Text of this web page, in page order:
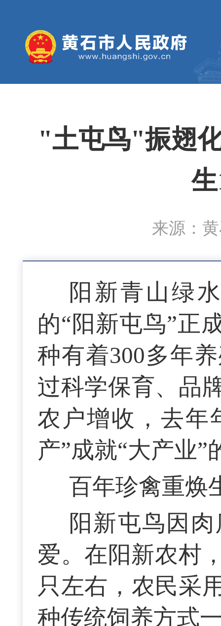
"土屯鸟"振翅
来源：
阳新青山绿
的“阳新屯鸟”正
种有着300多年
过科学保育、品
农户增收，去年
产”成就“大产业”
百年珍禽重焕
阳新屯鸟因
爱。在阳新农村
只左右，农民采
种传统饲养方式